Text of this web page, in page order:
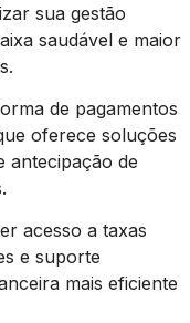
sua gestão
saudável e maior
de pagamentos
oferece soluções
antecipação de
acesso a taxas
e suporte
mais eficiente